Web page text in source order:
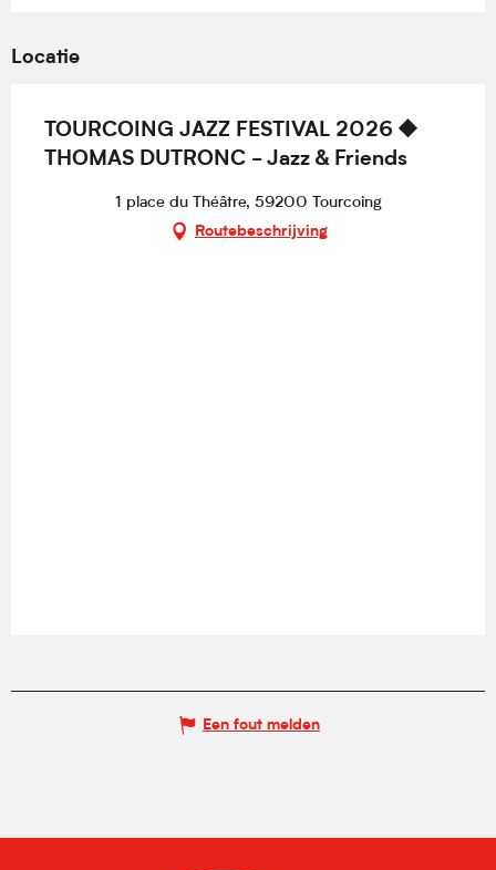
Locatie
TOURCOING JAZZ FESTIVAL 2026 ⯁
THOMAS DUTRONC - Jazz & Friends
1 place du Théâtre, 59200 Tourcoing
Routebeschrijving
Een fout melden